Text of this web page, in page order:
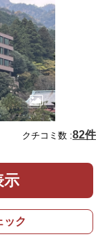
クチコミ数 :82件
示
ック